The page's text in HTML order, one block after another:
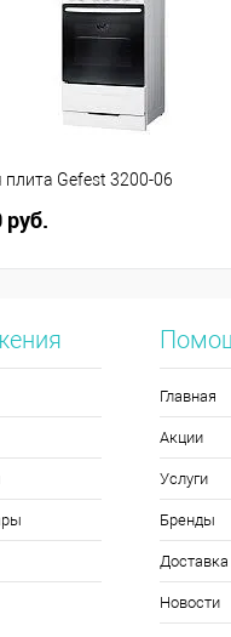
плита Gefest 3200-06
руб.
Главная
Акции
Услуги
Бренды
Доставка
Новости